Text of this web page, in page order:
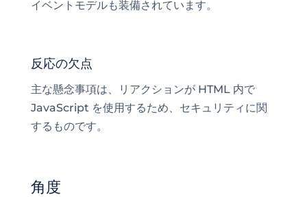
イベントモデルも装備されています。
反応の欠点
主な懸念事項は、リアクションが HTML 内で
JavaScript を使用するため、セキュリティに関
するものです。
角度